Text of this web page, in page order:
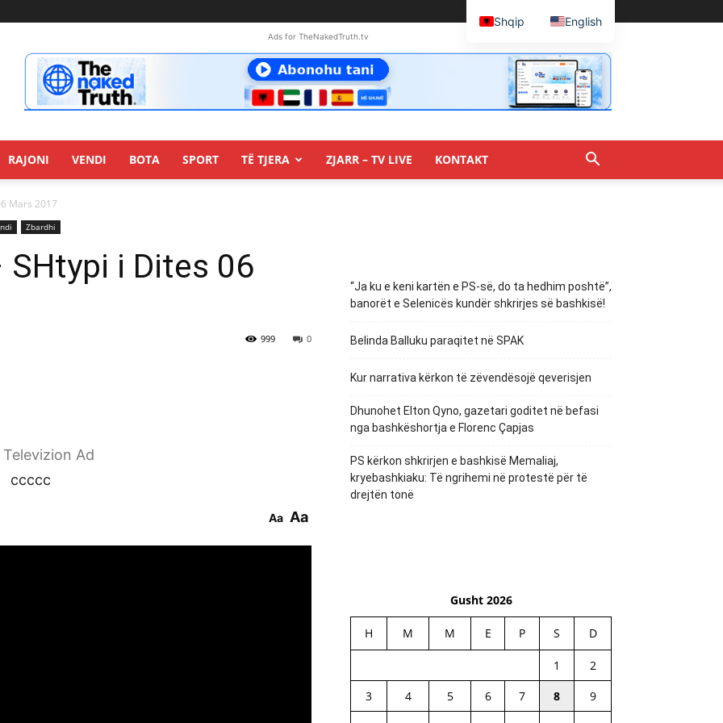
Ads for TheNakedTruth.tv
RAJONI VENDI BOTA SPORT TË TJERA ZJARR – TV LIVE KONTAKT
Mars 2017
Zbardhi
i Dites 06
0
999
Ad
ccccc
Aa Aa
“Ja ku e keni kartën e PS-së, do ta hedhim poshtë”,
banorët e Selenicës kundër shkrirjes së bashkisë!
Belinda Balluku paraqitet në SPAK
Kur narrativa kërkon të zëvendësojë qeverisjen
Dhunohet Elton Qyno, gazetari goditet në befasi
nga bashkëshortja e Florenc Çapjas
PS kërkon shkrirjen e bashkisë Memaliaj,
kryebashkiaku: Të ngrihemi në protestë për të
drejtën tonë
Gusht 2026
H M M E P S D
1
2
3
4 5 6 7 8
9
Shqip English